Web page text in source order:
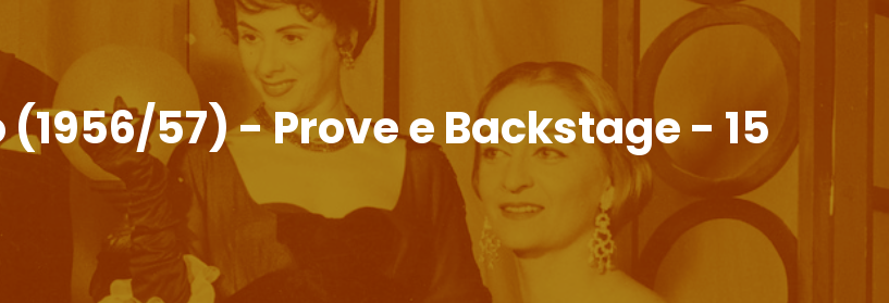
57) - Prove e Backstage - 15